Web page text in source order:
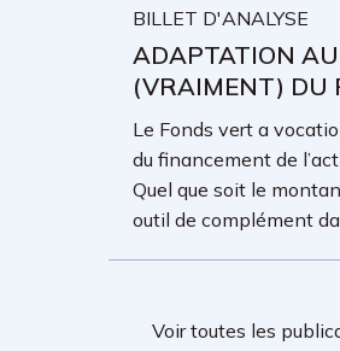
BILLET D'ANALYSE
ADAPTATION AU
(VRAIMENT) DU
Le Fonds vert a
du financement de
Quel que soit le
outil de complément
Voir toutes les